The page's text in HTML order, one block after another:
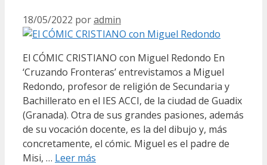
18/05/2022 poradmin
El CÓMIC CRISTIANO con Miguel Redondo En
‘Cruzando Fronteras’ entrevistamos a Miguel
Redondo, profesor de religión de Secundaria y
Bachillerato en el IES ACCI, de la ciudad de Guadix
(Granada). Otra de sus grandes pasiones, además
de su vocación docente, es la del dibujo y, más
concretamente, el cómic. Miguel es el padre de
Misi, … Leer más